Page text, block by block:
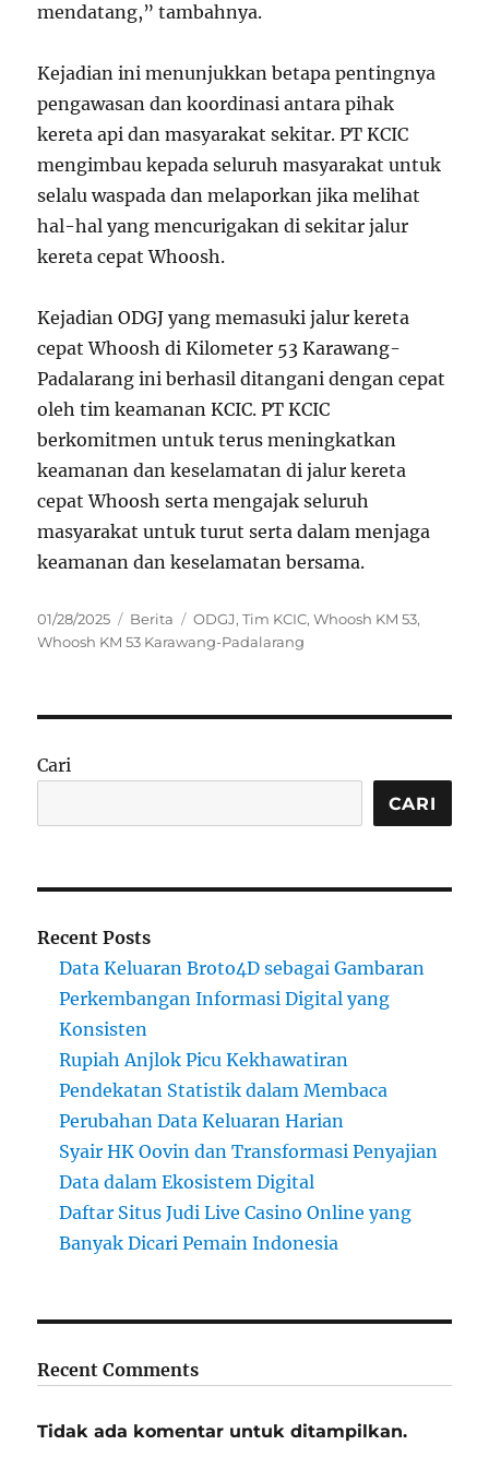
mendatang,” tambahnya.
Kejadian ini menunjukkan betapa pentingnya
pengawasan dan koordinasi antara pihak
kereta api dan masyarakat sekitar. PT KCIC
mengimbau kepada seluruh masyarakat untuk
selalu waspada dan melaporkan jika melihat
hal-hal yang mencurigakan di sekitar jalur
kereta cepat Whoosh.
Kejadian ODGJ yang memasuki jalur kereta
cepat Whoosh di Kilometer 53 Karawang-
Padalarang ini berhasil ditangani dengan cepat
oleh tim keamanan KCIC. PT KCIC
berkomitmen untuk terus meningkatkan
keamanan dan keselamatan di jalur kereta
cepat Whoosh serta mengajak seluruh
masyarakat untuk turut serta dalam menjaga
keamanan dan keselamatan bersama.
Posted
on
01/28/2025 Categories
Berita Tags
ODGJ,Tim KCIC,Whoosh KM 53,
Whoosh KM 53 Karawang-Padalarang
Cari
CARI
Recent Posts
Data Keluaran Broto4D sebagai Gambaran
Perkembangan Informasi Digital yang
Konsisten
Rupiah Anjlok Picu Kekhawatiran
Pendekatan Statistik dalam Membaca
Perubahan Data Keluaran Harian
Syair HK Oovin dan Transformasi Penyajian
Data dalam Ekosistem Digital
Daftar Situs Judi Live Casino Online yang
Banyak Dicari Pemain Indonesia
Recent Comments
Tidak ada komentar untuk ditampilkan.